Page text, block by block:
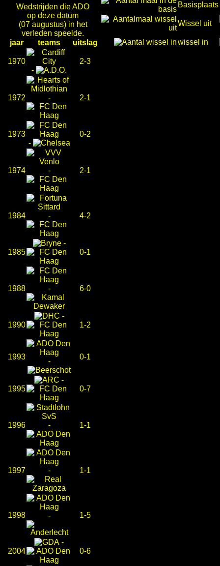
Wedstrijden die ADO
op deze datum
(07 augustus) in het
verleden speelde.
jaar
teams uitslag
1970
-
2-3
1972 - 2-1
1973
-
0-2
1974 - 2-1
1984 - 4-2
1985
-
0-1
1988 - 6-0
1990
-
1-2
1993
-
0-1
1995
-
0-7
1996 - 1-1
1997 - 1-1
1998 - 1-5
2004
-
0-6
Basisplaats
Wissel uit
wissel in